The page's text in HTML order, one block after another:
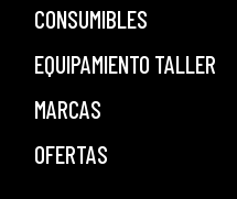
CONSUMIBLES
EQUIPAMIENTO TALLER
MARCAS
OFERTAS